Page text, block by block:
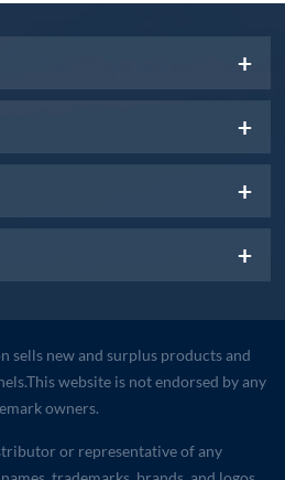
sells new and surplus products and
website is not endorsed by any
owners.
or representative of any